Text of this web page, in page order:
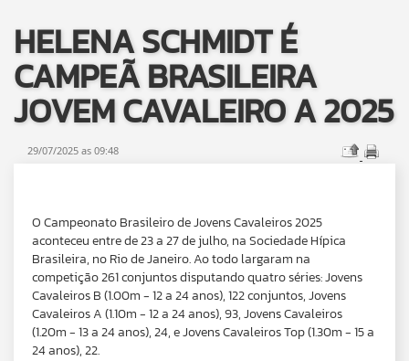
HELENA SCHMIDT É
CAMPEÃ BRASILEIRA
JOVEM CAVALEIRO A 2025
29/07/2025 as 09:48
O Campeonato Brasileiro de Jovens Cavaleiros 2025
aconteceu entre de 23 a 27 de julho, na Sociedade Hípica
Brasileira, no Rio de Janeiro. Ao todo largaram na
competição 261 conjuntos disputando quatro séries: Jovens
Cavaleiros B (1.00m - 12 a 24 anos), 122 conjuntos, Jovens
Cavaleiros A (1.10m - 12 a 24 anos), 93, Jovens Cavaleiros
(1.20m - 13 a 24 anos), 24, e Jovens Cavaleiros Top (1.30m - 15 a
24 anos), 22.